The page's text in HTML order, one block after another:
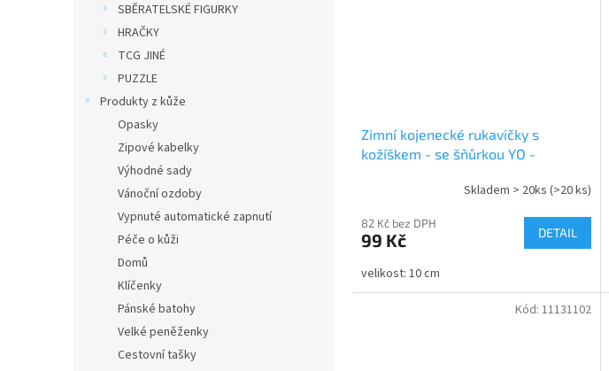
SBĚRATELSKÉ FIGURKY
HRAČKY
TCG JINÉ
PUZZLE
Produkty z kůže
Opasky
Zipové kabelky
Výhodné sady
Vánoční ozdoby
Vypnuté automatické zapnutí
Péče o kůži
Domů
Klíčenky
Pánské batohy
Velké peněženky
Cestovní tašky
Zimní kojenecké rukavičky s
kožíškem - se šňůrkou YO -
Skladem > 20ks (>20 ks)
82 Kč bez DPH
99 Kč DETAIL
velikost: 10 cm
Kód: 11131102